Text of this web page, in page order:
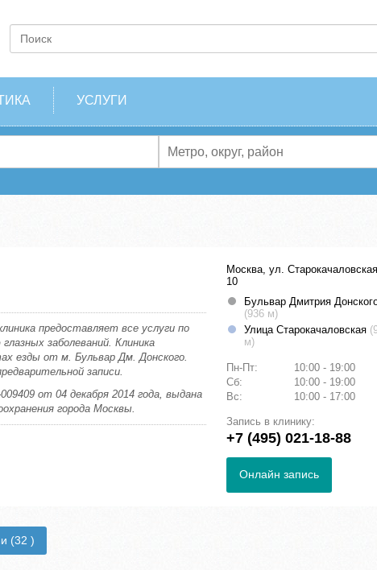
УСЛУГИ
предоставляет все услуги по
заболеваний. Клиника
езды от м. Бульвар Дм. Донского.
записи.
от 04 декабря 2014 года, выдана
города Москвы.
Москва, ул.
10
Бульвар Дмитрия
(936 м)
Улица Старокачаловская
м)
Пн-Пт:
10:00 - 19:00
Сб:
10:00 - 19:00
Вс:
10:00 - 17:00
Запись в клинику:
+7 (495) 021-18-88
Онлайн запись
(32 )